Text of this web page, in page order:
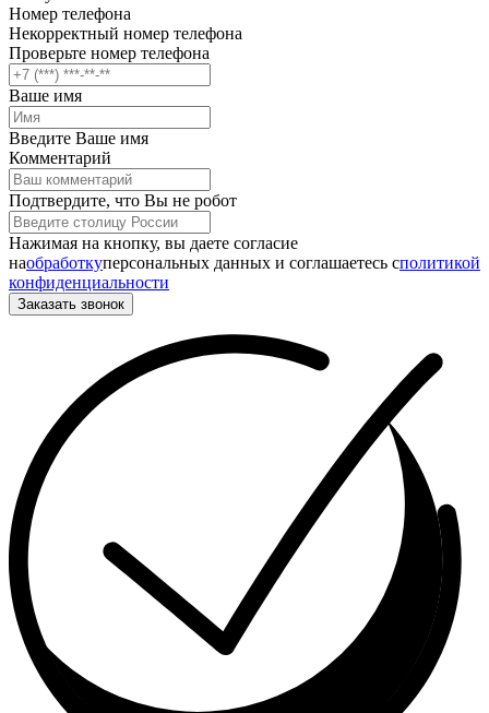
Номер телефона
Некорректный номер телефона
Проверьте номер телефона
Ваше имя
Введите Ваше имя
Комментарий
Подтвердите, что Вы не робот
Нажимая на кнопку, вы даете согласие
наобработкуперсональных данных и соглашаетесь cполитикой
конфиденциальности
Заказать звонок